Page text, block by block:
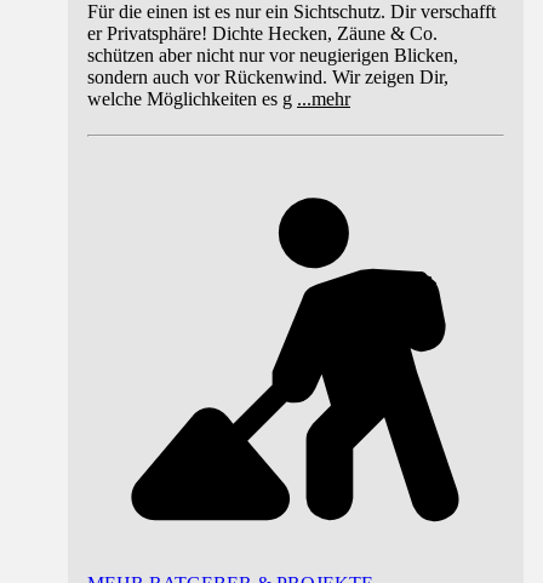
Für die einen ist es nur ein Sichtschutz. Dir verschafft
er Privatsphäre! Dichte Hecken, Zäune & Co.
schützen aber nicht nur vor neugierigen Blicken,
sondern auch vor Rückenwind. Wir zeigen Dir,
welche Möglichkeiten es g ...mehr